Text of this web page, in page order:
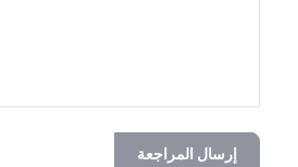
إرسال المراجعة